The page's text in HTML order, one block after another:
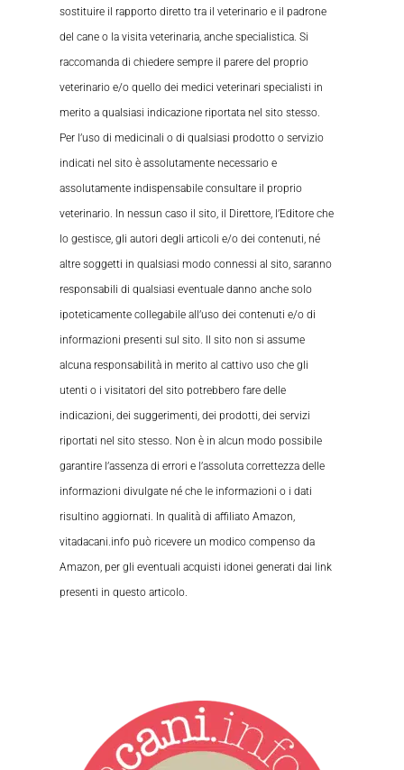
sostituire il rapporto diretto tra il veterinario e il padrone
del cane o la visita veterinaria, anche specialistica. Si
raccomanda di chiedere sempre il parere del proprio
veterinario e/o quello dei medici veterinari specialisti in
merito a qualsiasi indicazione riportata nel sito stesso.
Per l’uso di medicinali o di qualsiasi prodotto o servizio
indicati nel sito è assolutamente necessario e
assolutamente indispensabile consultare il proprio
veterinario. In nessun caso il sito, il Direttore, l’Editore che
lo gestisce, gli autori degli articoli e/o dei contenuti, né
altre soggetti in qualsiasi modo connessi al sito, saranno
responsabili di qualsiasi eventuale danno anche solo
ipoteticamente collegabile all’uso dei contenuti e/o di
informazioni presenti sul sito. Il sito non si assume
alcuna responsabilità in merito al cattivo uso che gli
utenti o i visitatori del sito potrebbero fare delle
indicazioni, dei suggerimenti, dei prodotti, dei servizi
riportati nel sito stesso. Non è in alcun modo possibile
garantire l’assenza di errori e l’assoluta correttezza delle
informazioni divulgate né che le informazioni o i dati
risultino aggiornati. In qualità di affiliato Amazon,
vitadacani.info può ricevere un modico compenso da
Amazon, per gli eventuali acquisti idonei generati dai link
presenti in questo articolo.